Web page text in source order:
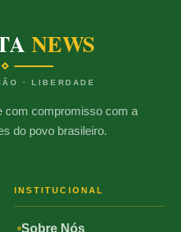
NEWS
· LIBERDADE
com compromisso com a
do povo brasileiro.
INSTITUCIONAL
Sobre Nós